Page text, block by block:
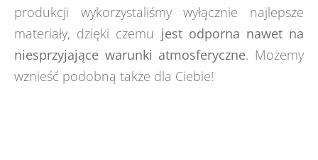
produkcji wykorzystaliśmy wyłącznie najlepsze
materiały, dzięki czemu jest odporna nawet na
niesprzyjające warunki atmosferyczne. Możemy
wznieść podobną także dla Ciebie!